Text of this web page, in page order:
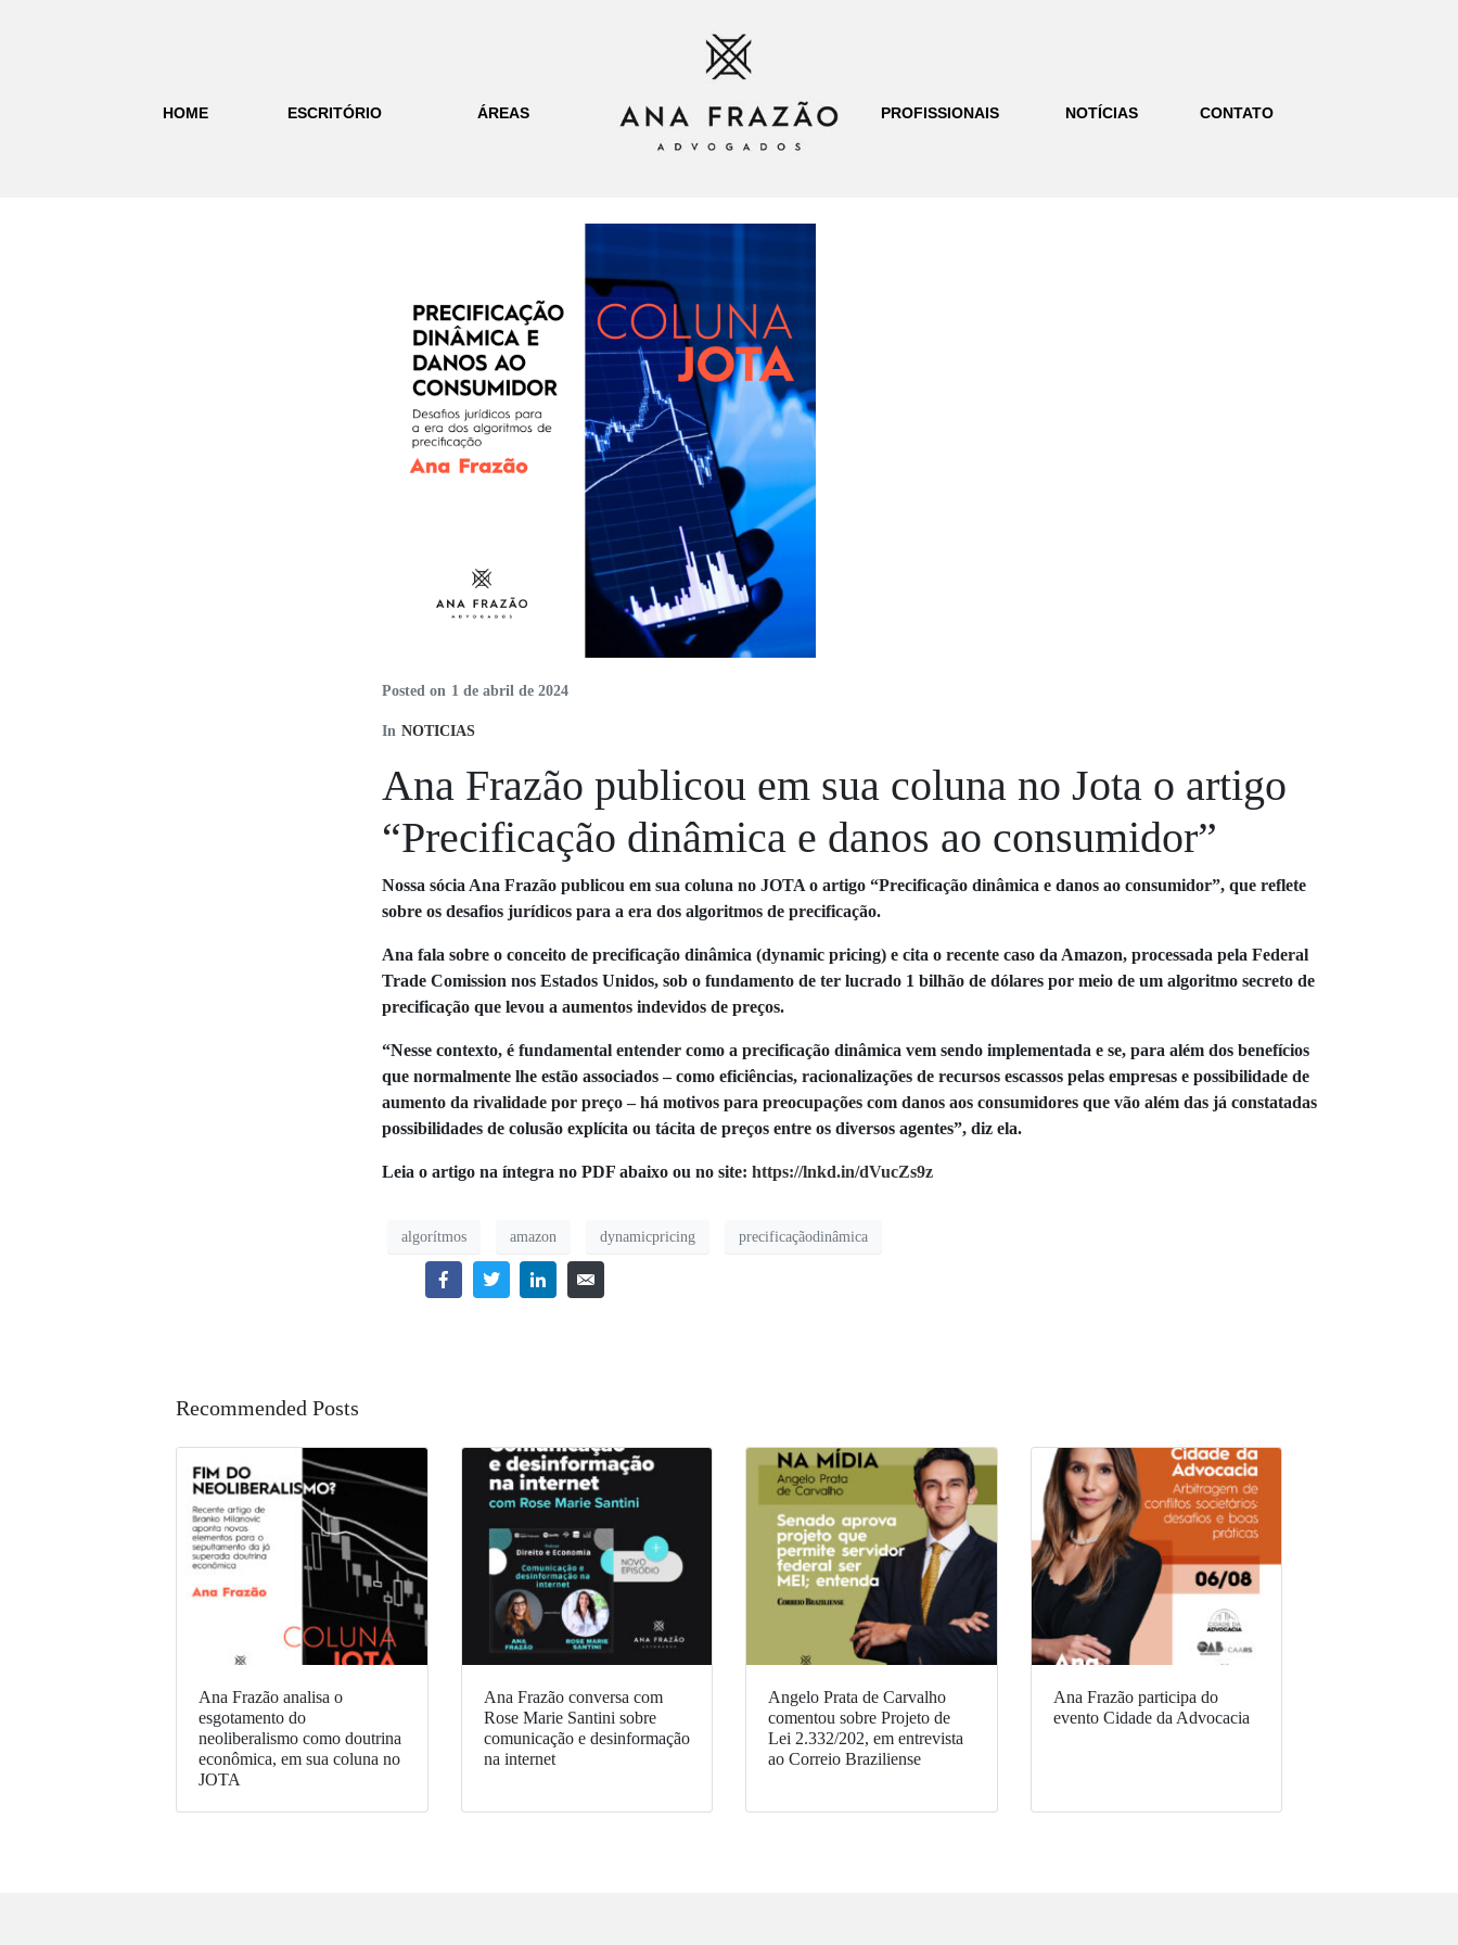
HOME ESCRITÓRIO ÁREAS PROFISSIONAIS NOTÍCIAS CONTATO
Posted on 1 de abril de 2024
In NOTICIAS
Ana Frazão publicou em sua coluna no Jota o artigo
“Precificação dinâmica e danos ao consumidor”
Nossa sócia Ana Frazão publicou em sua coluna no JOTA o artigo “Precificação dinâmica e danos ao consumidor”, que reflete
sobre os desafios jurídicos para a era dos algoritmos de precificação.
Ana fala sobre o conceito de precificação dinâmica (dynamic pricing) e cita o recente caso da Amazon, processada pela Federal
Trade Comission nos Estados Unidos, sob o fundamento de ter lucrado 1 bilhão de dólares por meio de um algoritmo secreto de
precificação que levou a aumentos indevidos de preços.
“Nesse contexto, é fundamental entender como a precificação dinâmica vem sendo implementada e se, para além dos benefícios
que normalmente lhe estão associados – como eficiências, racionalizações de recursos escassos pelas empresas e possibilidade de
aumento da rivalidade por preço – há motivos para preocupações com danos aos consumidores que vão além das já constatadas
possibilidades de colusão explícita ou tácita de preços entre os diversos agentes”, diz ela.
Leia o artigo na íntegra no PDF abaixo ou no site: https://lnkd.in/dVucZs9z
algorítmos amazon dynamicpricing precificaçãodinâmica
Recommended Posts
Ana Frazão analisa o
esgotamento do
neoliberalismo como doutrina
econômica, em sua coluna no
JOTA
Ana Frazão conversa com
Rose Marie Santini sobre
comunicação e desinformação
na internet
Angelo Prata de Carvalho
comentou sobre Projeto de
Lei 2.332/202, em entrevista
ao Correio Braziliense
Ana Frazão participa do
evento Cidade da Advocacia